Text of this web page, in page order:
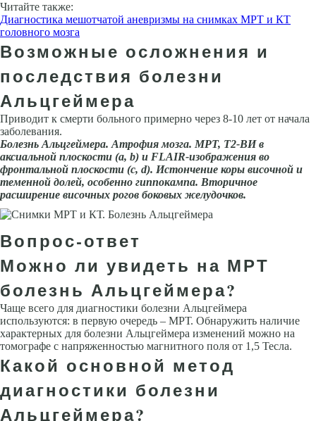
Читайте также:
Диагностика мешотчатой аневризмы на снимках МРТ и КТ
головного мозга
Возможные осложнения и
последствия болезни
Альцгеймера
Приводит к смерти больного при­мерно через 8-10 лет от начала
заболевания.
Болезнь Альцгеймера. Атрофия мозга. МРТ, Т2-ВИ в
аксиальной плоско­сти (а, b) и FLAIR-изображения во
фронтальной плоскости (с, d). Истончение коры височной и
теменной долей, особенно гиппокампа. Вторичное
расширение височных рогов боковых желудочков.
Вопрос-ответ
Можно ли увидеть на МРТ
болезнь Альцгеймера?
Чаще всего для диагностики болезни Альцгеймера
используются: в первую очередь – МРТ. Обнаружить наличие
характерных для болезни Альцгеймера изменений можно на
томографе с напряженностью магнитного поля от 1,5 Тесла.
Какой основной метод
диагностики болезни
Альцгеймера?